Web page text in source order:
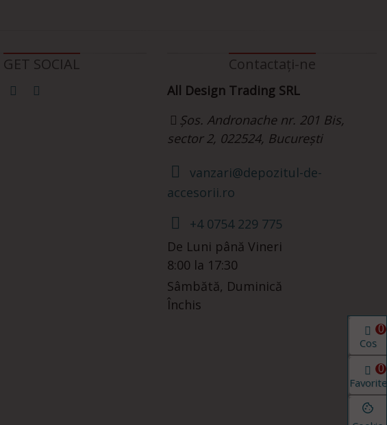
GET SOCIAL Contactați-ne
All Design Trading SRL
Șos. Andronache nr. 201 Bis,
sector 2, 022524, București
vanzari@depozitul-de-
accesorii.ro
+4 0754 229 775
De Luni până Vineri
8:00 la 17:30
Sâmbătă, Duminică
Închis
Coș
0
Favorite
0